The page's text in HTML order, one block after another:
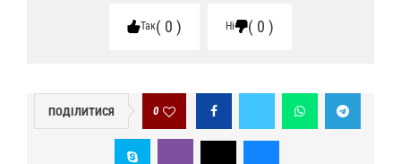
Так 0 Ні 0
ПОДІЛИТИСЯ 0